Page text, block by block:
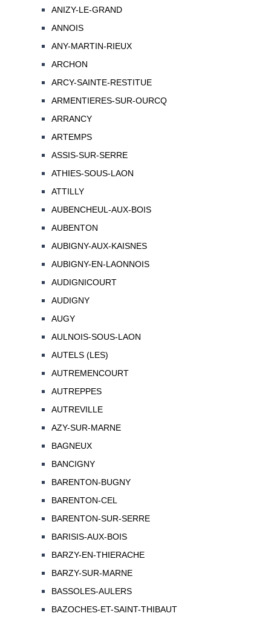
ANIZY-LE-GRAND
ANNOIS
ANY-MARTIN-RIEUX
ARCHON
ARCY-SAINTE-RESTITUE
ARMENTIERES-SUR-OURCQ
ARRANCY
ARTEMPS
ASSIS-SUR-SERRE
ATHIES-SOUS-LAON
ATTILLY
AUBENCHEUL-AUX-BOIS
AUBENTON
AUBIGNY-AUX-KAISNES
AUBIGNY-EN-LAONNOIS
AUDIGNICOURT
AUDIGNY
AUGY
AULNOIS-SOUS-LAON
AUTELS (LES)
AUTREMENCOURT
AUTREPPES
AUTREVILLE
AZY-SUR-MARNE
BAGNEUX
BANCIGNY
BARENTON-BUGNY
BARENTON-CEL
BARENTON-SUR-SERRE
BARISIS-AUX-BOIS
BARZY-EN-THIERACHE
BARZY-SUR-MARNE
BASSOLES-AULERS
BAZOCHES-ET-SAINT-THIBAUT